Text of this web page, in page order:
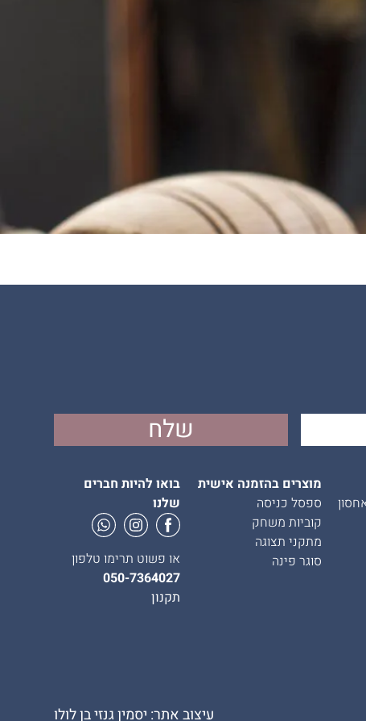
מוצרים בהזמנה אישית
ספסל כניסה
קוביות משחק
מתקני תצוגה
סוגר פינה
בואו להיות חברים
שלנו
או פשוט תרימו טלפון
050-7364027
תקנון
עיצוב אתר: יסמין גנזי בן לולו